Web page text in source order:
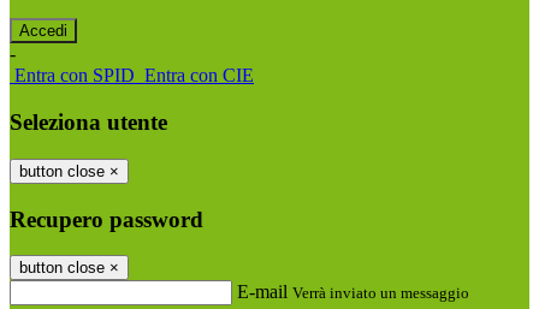
-
Entra con SPID Entra con CIE
Seleziona utente
button close ×
Recupero password
button close ×
E-mail Verrà inviato un messaggio